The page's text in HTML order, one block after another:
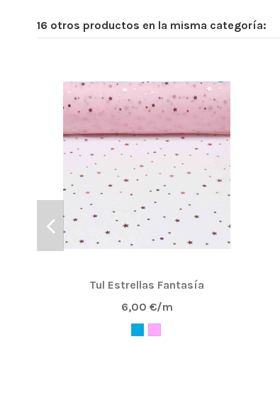
16 otros productos en la misma categoría:
Tul Estrellas Fantasía
6,00 €/m